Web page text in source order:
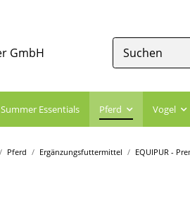
Summer Essentials Pferd Vogel
Pferd Ergänzungsfuttermittel EQUIPUR -